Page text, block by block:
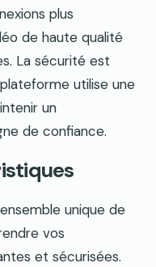
plus
de haute qualité
La sécurité est
utilise une
un
de confiance.
unique de
vos
et sécurisées.